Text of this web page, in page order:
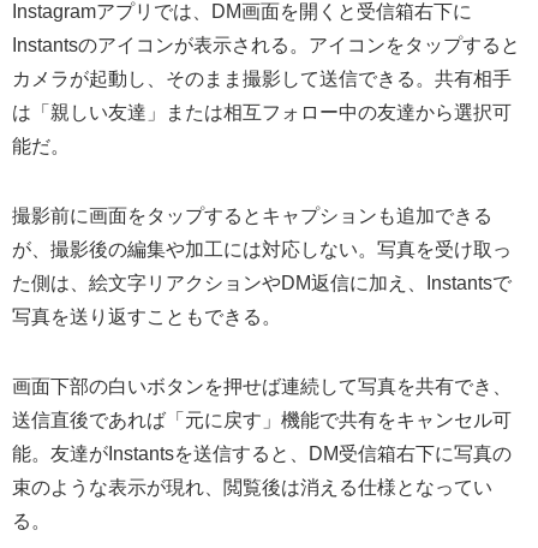
Instagramアプリでは、DM画面を開くと受信箱右下に
Instantsのアイコンが表示される。アイコンをタップすると
カメラが起動し、そのまま撮影して送信できる。共有相手
は「親しい友達」または相互フォロー中の友達から選択可
能だ。
撮影前に画面をタップするとキャプションも追加できる
が、撮影後の編集や加工には対応しない。写真を受け取っ
た側は、絵文字リアクションやDM返信に加え、Instantsで
写真を送り返すこともできる。
画面下部の白いボタンを押せば連続して写真を共有でき、
送信直後であれば「元に戻す」機能で共有をキャンセル可
能。友達がInstantsを送信すると、DM受信箱右下に写真の
束のような表示が現れ、閲覧後は消える仕様となってい
る。